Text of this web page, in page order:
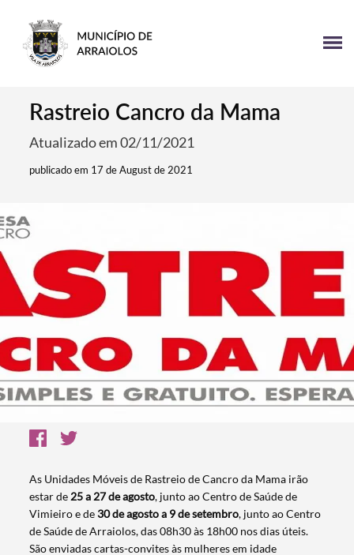
Rastreio Cancro da Mama
Atualizado em 02/11/2021
publicado em 17 de August de 2021
As Unidades Móveis de Rastreio de Cancro da Mama irão
estar de 25 a 27 de agosto, junto ao Centro de Saúde de
Vimieiro e de30 de agosto a 9 de setembro, junto ao Centro
de Saúde de Arraiolos, das 08h30 às 18h00 nos dias úteis.
São enviadas cartas-convites às mulheres em idade